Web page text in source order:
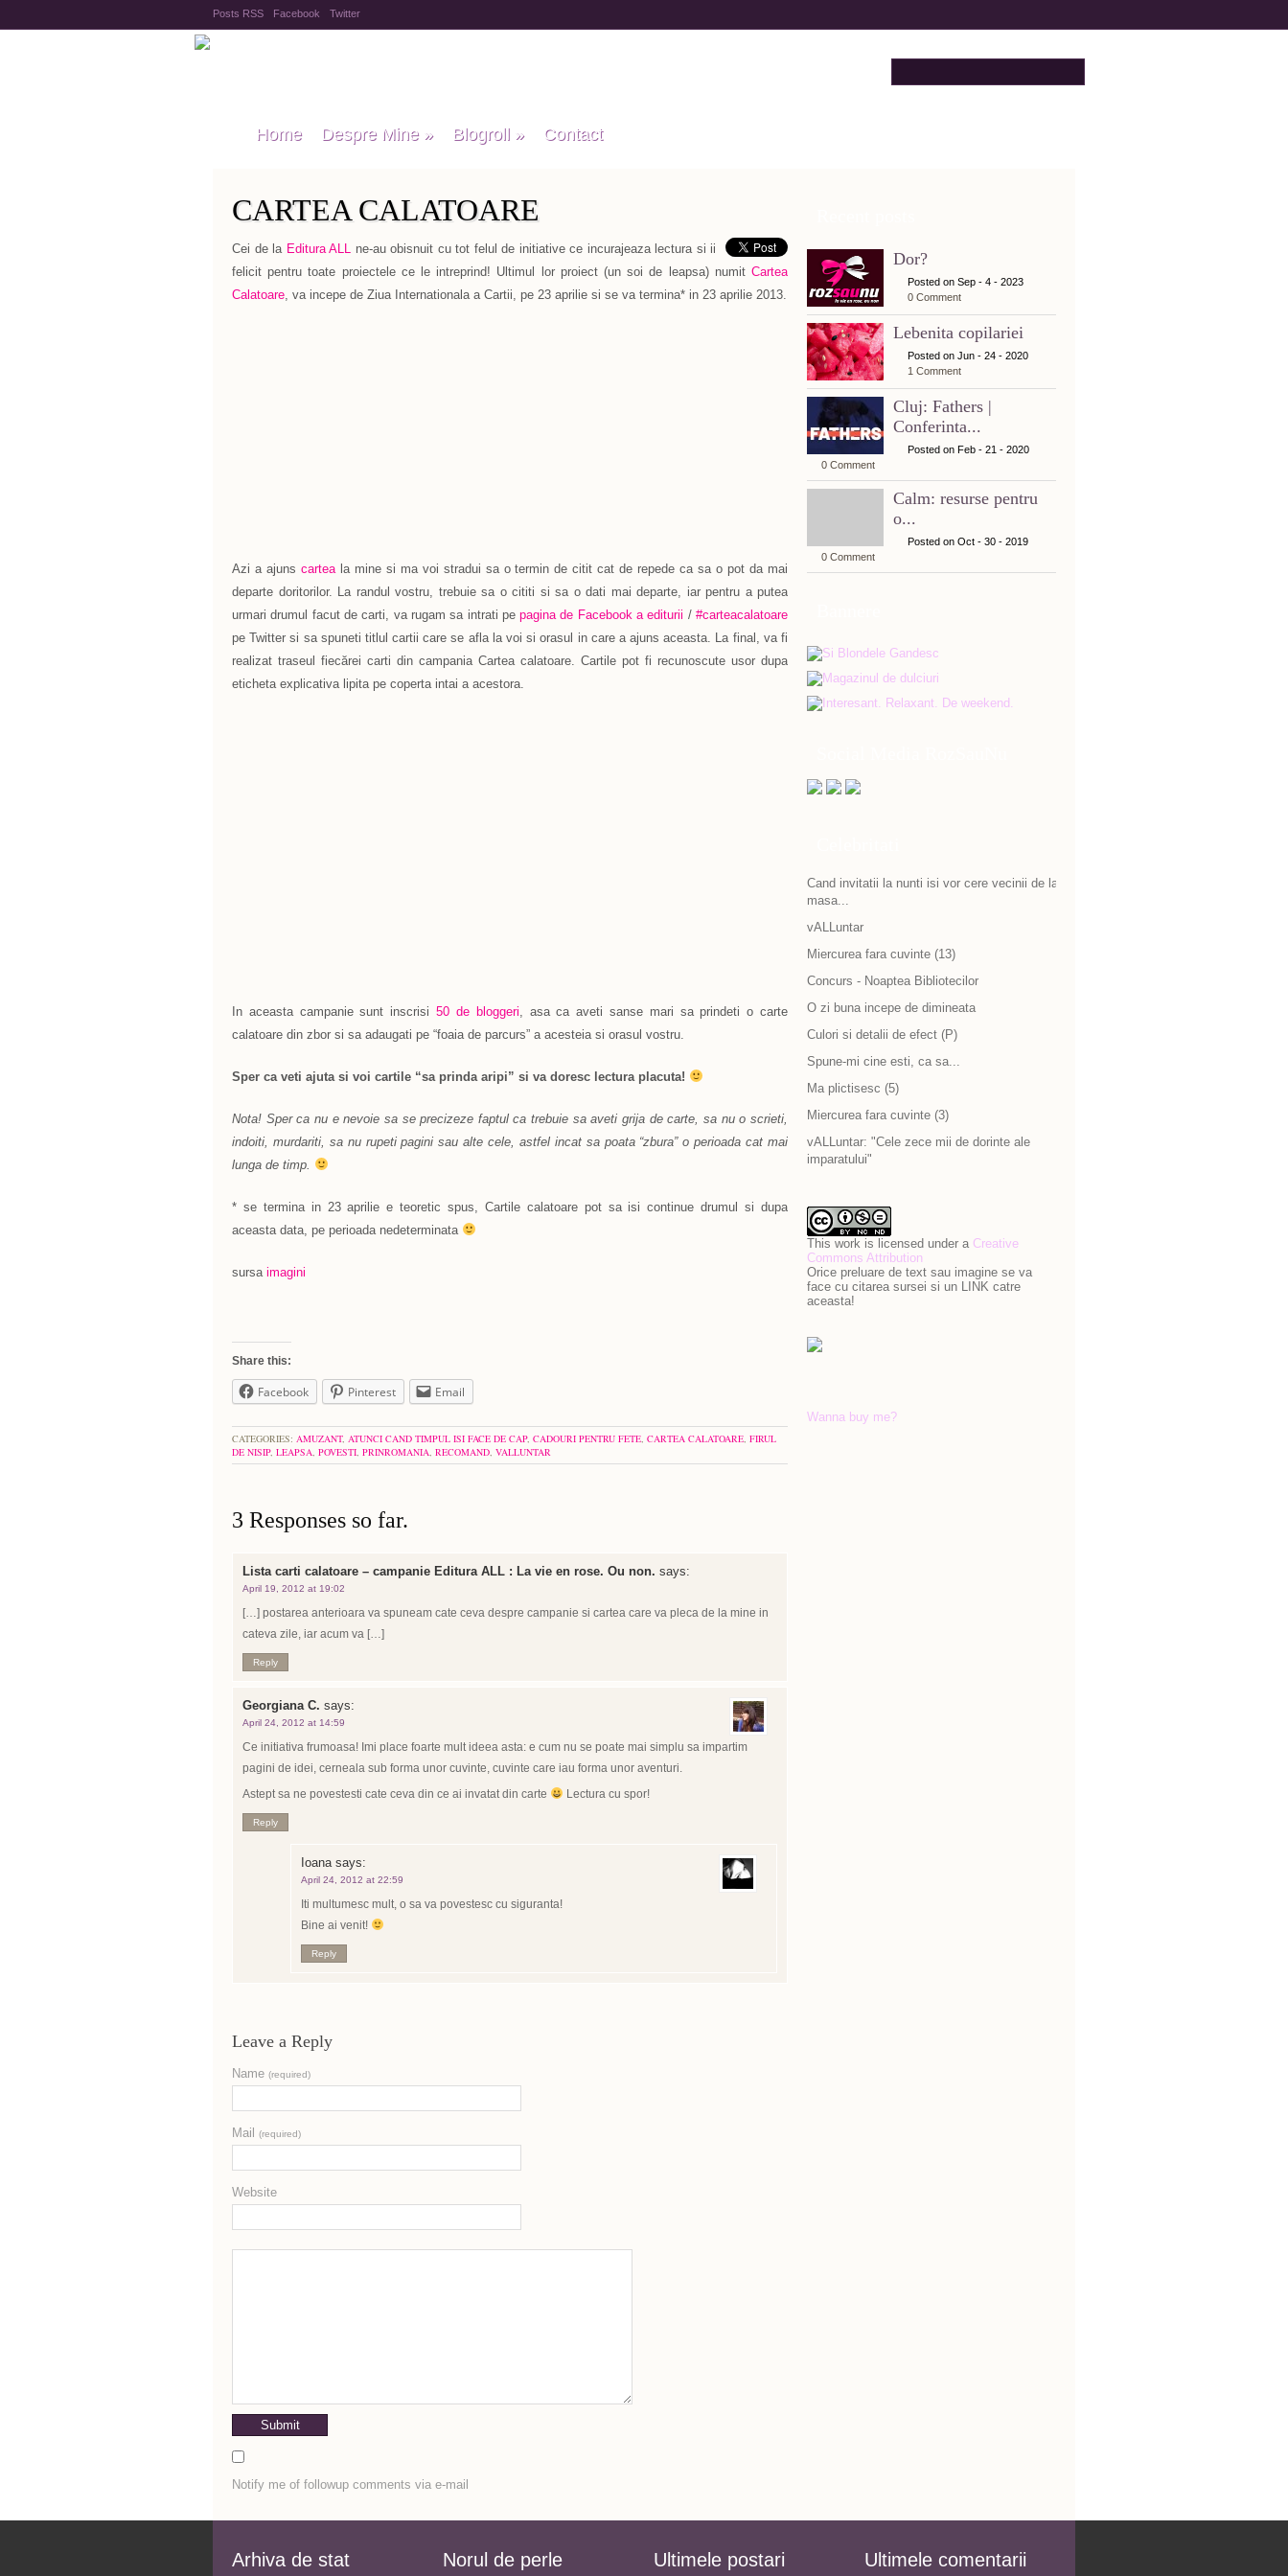
Posts RSS Facebook Twitter
Home Despre Mine» Blogroll » Contact
CARTEA CALATOARE
Cei de la Editura ALL ne-au obisnuit cu tot felul de initiative ce incurajeaza lectura si ii
felicit pentru toate proiectele ce le intreprind! Ultimul lor proiect (un soi de leapsa) numit Cartea
Calatoare, va incepe de Ziua Internationala a Cartii, pe 23 aprilie si se va termina* in 23 aprilie 2013.
Azi a ajuns carteala mine si ma voi stradui sa o termin de citit cat de repede ca sa o pot da mai
departe doritorilor. La randul vostru, trebuie sa o cititi si sa o dati mai departe, iar pentru a putea
urmari drumul facut de carti, va rugam sa intrati pepagina de Facebook a editurii / #carteacalatoare
pe Twitter si sa spuneti titlul cartii care se afla la voi si orasul in care a ajuns aceasta. La final, va fi
realizat traseul fiecărei carti din campania Cartea calatoare. Cartile pot fi recunoscute usor dupa
eticheta explicativa lipita pe coperta intai a acestora.
In aceasta campanie sunt inscrisi50 de bloggeri, asa ca aveti sanse mari sa prindeti o carte
calatoare din zbor si sa adaugati pe “foaia de parcurs” a acesteia si orasul vostru.
Sper ca veti ajuta si voi cartile “sa prinda aripi” si va doresc lectura placuta!
Nota! Sper ca nu e nevoie sa se precizeze faptul ca trebuie sa aveti grija de carte, sa nu o scrieti,
indoiti, murdariti, sa nu rupeti pagini sau alte cele, astfel incat sa poata “zbura” o perioada cat mai
lunga de timp.
* se termina in 23 aprilie e teoretic spus, Cartile calatoare pot sa isi continue drumul si dupa
aceasta data, pe perioada nedeterminata
sursa imagini
Share this:
Facebook Pinterest Email
CATEGORIES: AMUZANT, ATUNCI CAND TIMPUL ISI FACE DE CAP, CADOURI PENTRU FETE, CARTEA CALATOARE, FIRUL
DE NISIP, LEAPSA, POVESTI, PRINROMANIA, RECOMAND, VALLUNTAR
3 Responses so far.
Lista carti calatoare – campanie Editura ALL : La vie en rose. Ou non. says:
April 19, 2012 at 19:02
[…] postarea anterioara va spuneam cate ceva despre campanie si cartea care va pleca de la mine in
cateva zile, iar acum va […]
Reply
Georgiana C. says:
April 24, 2012 at 14:59
Ce initiativa frumoasa! Imi place foarte mult ideea asta: e cum nu se poate mai simplu sa impartim
pagini de idei, cerneala sub forma unor cuvinte, cuvinte care iau forma unor aventuri.
Astept sa ne povestesti cate ceva din ce ai invatat din carte
Lectura cu spor!
Reply
Ioana says:
April 24, 2012 at 22:59
Iti multumesc mult, o sa va povestesc cu siguranta!
Bine ai venit!
Reply
Leave a Reply
Name (required)
Mail (required)
Website
Notify me of followup comments via e-mail
Dor?
Posted on Sep - 4 - 2023
0 Comment
Lebenita copilariei
Posted on Jun - 24 - 2020
1 Comment
Cluj: Fathers |
Conferinta...
Posted on Feb - 21 - 2020
0 Comment
Calm: resurse pentru
o...
Posted on Oct - 30 - 2019
0 Comment
Cand invitatii la nunti isi vor cere vecinii de la
masa...
vALLuntar
Miercurea fara cuvinte (13)
Concurs - Noaptea Bibliotecilor
O zi buna incepe de dimineata
Culori si detalii de efect (P)
Spune-mi cine esti, ca sa...
Ma plictisesc (5)
Miercurea fara cuvinte (3)
vALLuntar: "Cele zece mii de dorinte ale
imparatului"
This work is licensed under a Creative
Commons Attribution
Orice preluare de text sau imagine se va
face cu citarea sursei si un LINK catre
aceasta!
Wanna buy me?
Arhiva de stat Norul de perle Ultimele postari Ultimele comentarii